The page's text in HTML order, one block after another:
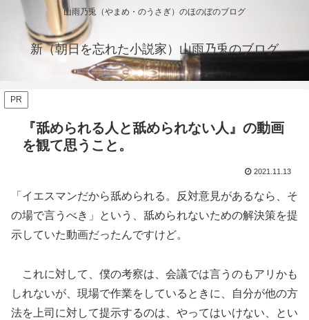
山雨乃兎（やまめ・のうさぎ）のほのぼのブログ
新（朝日を忘れた小説家）山雨乃兎のブログ
PR
『舐められる人と舐められない人』の動画
を観て思うこと。
2021.11.13
「イエスマンだから舐められる。反対意見があるなら、そ
の場で言うべき」という、舐められないための解決策を提
示していた動画だったんですけど。
これに対して、僕の考察は、会議では言うのもアリかも
しれないが、現場で作業をしているときに、自分が他の方
法を上司に対して提示するのは、やってはいけない、とい